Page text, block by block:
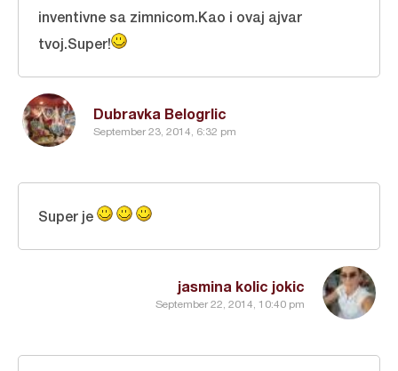
Dubravka Belogrlic
September 23, 2014, 6:32 pm
inventivne sa zimnicom.Kao i ovaj ajvar
tvoj.Super!
jasmina kolic jokic
September 22, 2014, 10:40 pm
Super je